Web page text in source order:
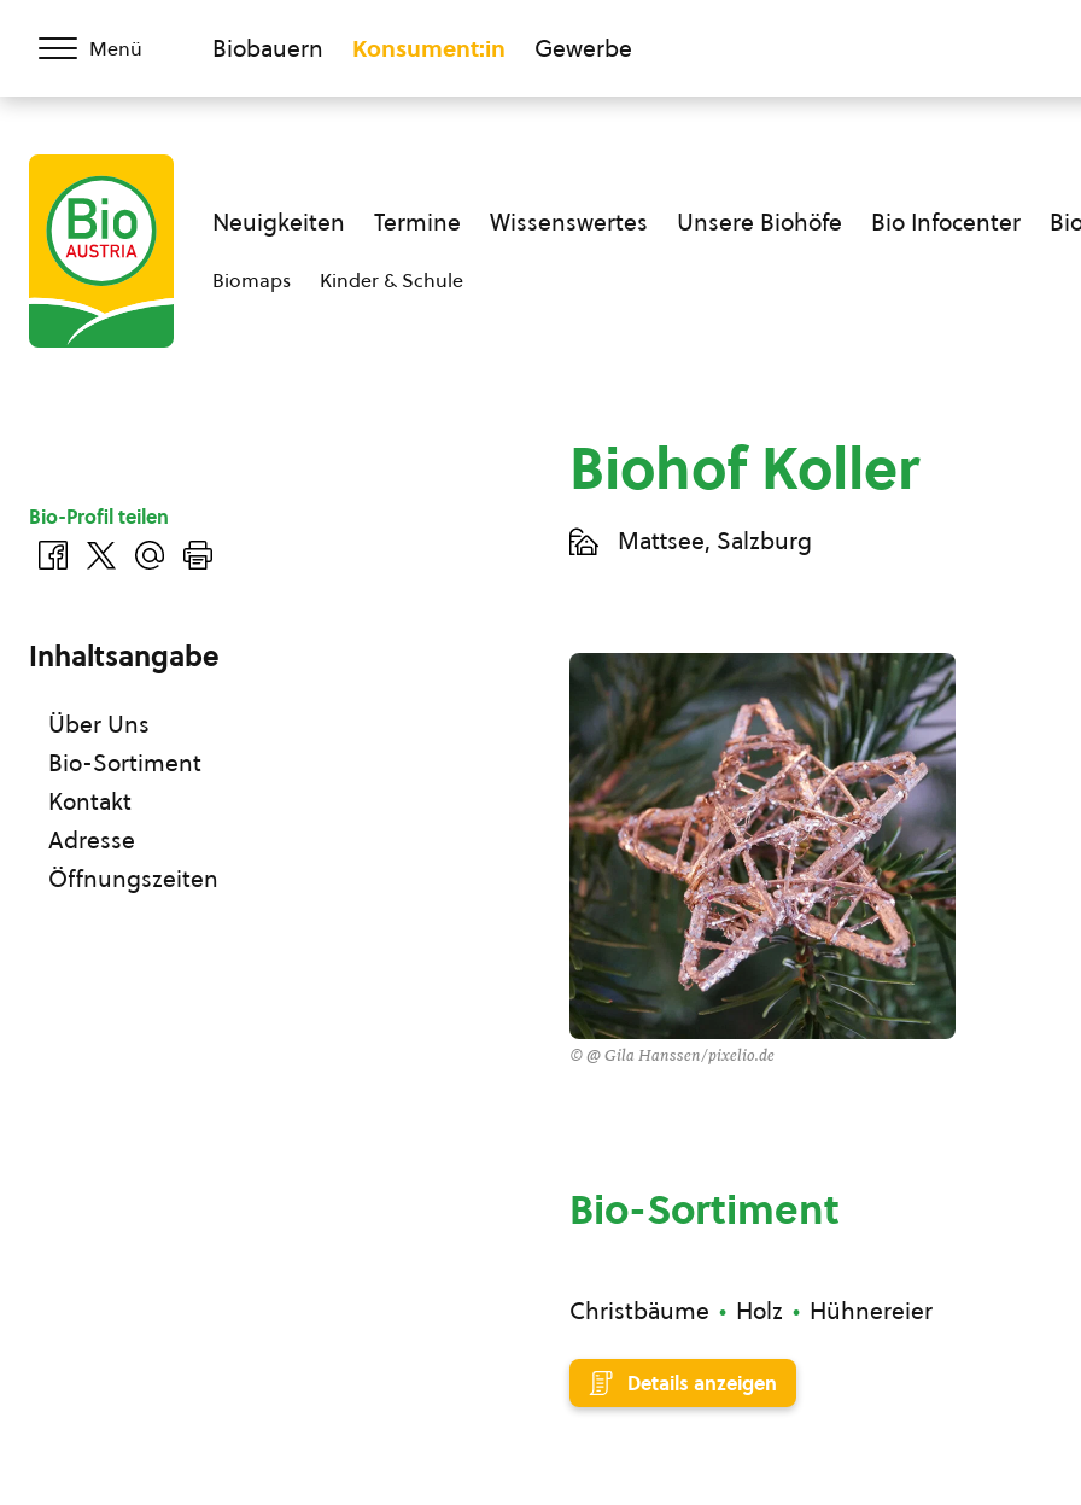
Menü Biobauern Konsument:in Gewerbe
Neuigkeiten Termine Wissenswertes Unsere Biohöfe Bio Infocenter
Biomaps Kinder & Schule
Biohof Koller
Mattsee, Salzburg
© @ Gila Hanssen/pixelio.de
Bio-Sortiment
Christbäume Holz Hühnereier
Details anzeigen
Bio-Profil teilen
Inhaltsangabe
Über Uns
Bio-Sortiment
Kontakt
Adresse
Öffnungszeiten